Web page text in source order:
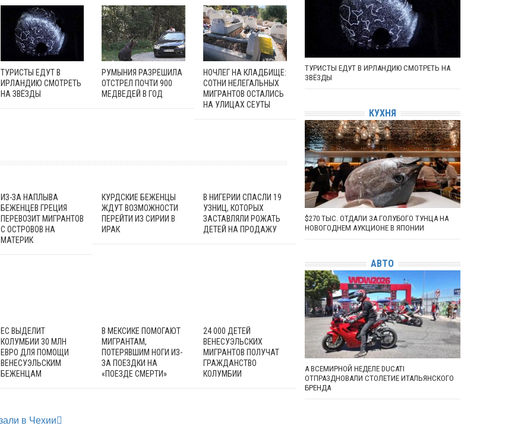
ТУРИСТЫ ЕДУТ В
ИРЛАНДИЮ СМОТРЕТЬ
НА ЗВЁЗДЫ
РУМЫНИЯ РАЗРЕШИЛА
ОТСТРЕЛ ПОЧТИ 900
МЕДВЕДЕЙ В ГОД
НОЧЛЕГ НА КЛАДБИЩЕ:
СОТНИ НЕЛЕГАЛЬНЫХ
МИГРАНТОВ ОСТАЛИСЬ
НА УЛИЦАХ СЕУТЫ
ИЗ-ЗА НАПЛЫВА
БЕЖЕНЦЕВ ГРЕЦИЯ
ПЕРЕВОЗИТ МИГРАНТОВ
С ОСТРОВОВ НА
МАТЕРИК
КУРДСКИЕ БЕЖЕНЦЫ
ЖДУТ ВОЗМОЖНОСТИ
ПЕРЕЙТИ ИЗ СИРИИ В
ИРАК
В НИГЕРИИ СПАСЛИ 19
УЗНИЦ, КОТОРЫХ
ЗАСТАВЛЯЛИ РОЖАТЬ
ДЕТЕЙ НА ПРОДАЖУ
ЕС ВЫДЕЛИТ
КОЛУМБИИ 30 МЛН
ЕВРО ДЛЯ ПОМОЩИ
ВЕНЕСУЭЛЬСКИМ
БЕЖЕНЦАМ
В МЕКСИКЕ ПОМОГАЮТ
МИГРАНТАМ,
ПОТЕРЯВШИМ НОГИ ИЗ-
ЗА ПОЕЗДКИ НА
«ПОЕЗДЕ СМЕРТИ»
24 000 ДЕТЕЙ
ВЕНЕСУЭЛЬСКИХ
МИГРАНТОВ ПОЛУЧАТ
ГРАЖДАНСТВО
КОЛУМБИИ
в Чехии
ТУРИСТЫ ЕДУТ В ИРЛАНДИЮ СМОТРЕТЬ НА
ЗВЁЗДЫ
КУХНЯ
$270 ТЫС. ОТДАЛИ ЗА ГОЛУБОГО ТУНЦА НА
НОВОГОДНЕМ АУКЦИОНЕ В ЯПОНИИ
АВТО
А ВСЕМИРНОЙ НЕДЕЛЕ DUCATI
ОТПРАЗДНОВАЛИ СТОЛЕТИЕ ИТАЛЬЯНСКОГО
БРЕНДА